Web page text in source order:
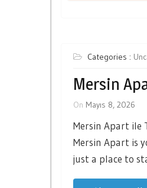
Categories :
Mersin
On Mayıs 8, 2026
Mersin Apart ile
Mersin Apart is
just a place to